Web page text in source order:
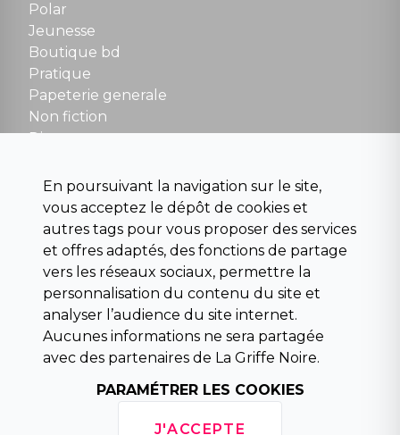
NOUS CONTACTER
contact@la-griffe-noire.com
Polar
Jeunesse
Boutique bd
Pratique
Papeterie generale
Non fiction
Divers
Beaux livres et art
Para scolaire
Histoire
Pochoteque
Pleiade
INFORMATIONS
Droit de rétractation
Conditions générales de vente
En poursuivant la navigation sur le site,
vous acceptez le dépôt de cookies et
autres tags pour vous proposer des services
et offres adaptés, des fonctions de partage
vers les réseaux sociaux, permettre la
personnalisation du contenu du site et
analyser l’audience du site internet.
Aucunes informations ne sera partagée
avec des partenaires de La Griffe Noire.
PARAMÉTRER LES COOKIES
J'ACCEPTE